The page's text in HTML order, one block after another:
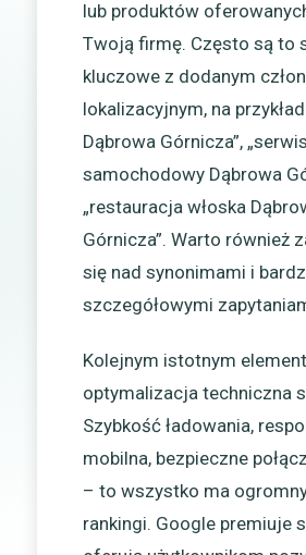
lub produktów
Twoją firmę. Często są to
kluczowe z dodanym
lokalizacyjnym, na
Dąbrowa Górnicza”, „serwis
samochodowy Dąbrowa
„restauracja włoska
Górnicza”. Warto również
się nad synonimami i
szczegółowymi
Kolejnym istotnym
optymalizacja techniczna
Szybkość ładowania,
mobilna, bezpieczne
– to wszystko ma
rankingi. Google premiuje